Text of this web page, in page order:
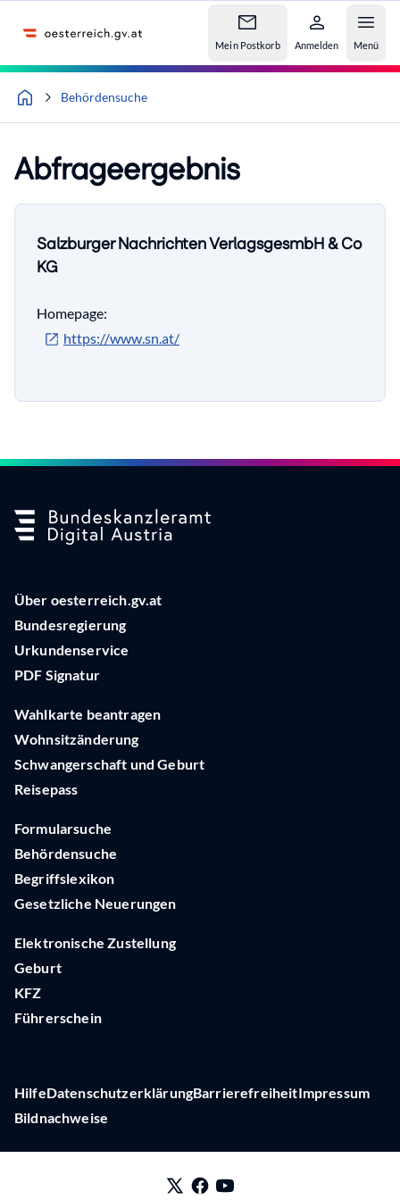
Mein Postkorb Anmelden Menü
Behördensuche
Abfrageergebnis
Salzburger Nachrichten VerlagsgesmbH & Co
KG
Homepage:
https://www.sn.at/
Über oesterreich.gv.at
Bundesregierung
Urkundenservice
PDF Signatur
Wahlkarte beantragen
Wohnsitzänderung
Schwangerschaft und Geburt
Reisepass
Formularsuche
Behördensuche
Begriffslexikon
Gesetzliche Neuerungen
Elektronische Zustellung
Geburt
KFZ
Führerschein
HilfeDatenschutzerklärungBarrierefreiheitImpressum
Bildnachweise